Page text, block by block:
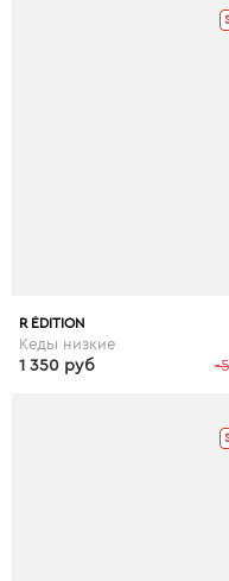
R ÉDITION
Кеды низкие
-
1 350 руб